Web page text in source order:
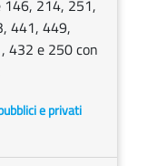
146, 214, 251,
441, 449,
432 e 250 con
e privati